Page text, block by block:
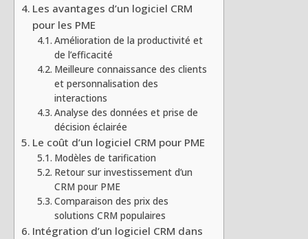
Les avantages d’un logiciel CRM
pour les PME
Amélioration de la productivité et
de l’efficacité
Meilleure connaissance des clients
et personnalisation des
interactions
Analyse des données et prise de
décision éclairée
Le coût d’un logiciel CRM pour PME
Modèles de tarification
Retour sur investissement d’un
CRM pour PME
Comparaison des prix des
solutions CRM populaires
Intégration d’un logiciel CRM dans